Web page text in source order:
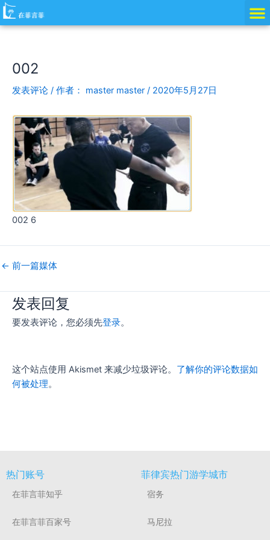
跳
至
002
发表评论 / 作者： master master / 2020年5月27日
002 6
Post
navigation
← 前一篇媒体
发表回复
要发表评论，您必须先登录。
这个站点使用 Akismet 来减少垃圾评论。 了解你的评论数据如
何被处理。
热门账号
在菲言菲知乎
在菲言菲百家号
菲律宾热门游学城市
宿务
马尼拉